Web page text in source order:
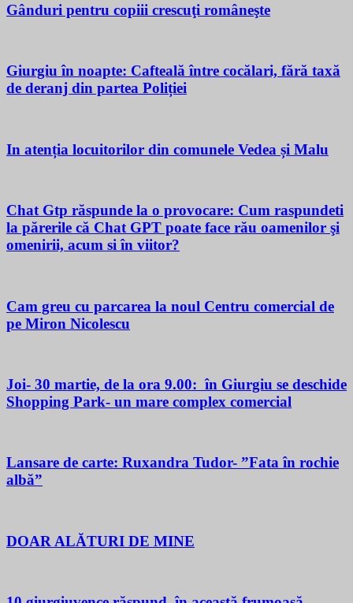
Gânduri pentru copiii crescuţi româneşte
Giurgiu în noapte: Cafteală între cocălari, fără taxă
de deranj din partea Poliției
In atenția locuitorilor din comunele Vedea și Malu
Chat Gtp răspunde la o provocare: Cum raspundeti
la părerile că Chat GPT poate face rău oamenilor şi
omenirii, acum si în viitor?
Cam greu cu parcarea la noul Centru comercial de
pe Miron Nicolescu
Joi- 30 martie, de la ora 9.00: în Giurgiu se deschide
Shopping Park- un mare complex comercial
Lansare de carte: Ruxandra Tudor- ”Fata în rochie
albă”
DOAR ALĂTURI DE MINE